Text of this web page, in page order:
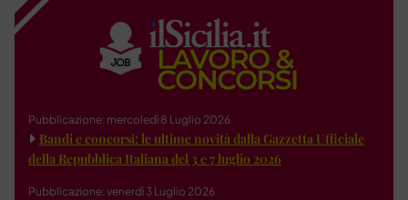
Pubblicazione: mercoledì 8 Luglio 2026
Bandi e concorsi: le ultime novità dalla Gazzetta Ufficiale
della Repubblica Italiana del 3 e 7 luglio 2026
Pubblicazione: venerdì 3 Luglio 2026